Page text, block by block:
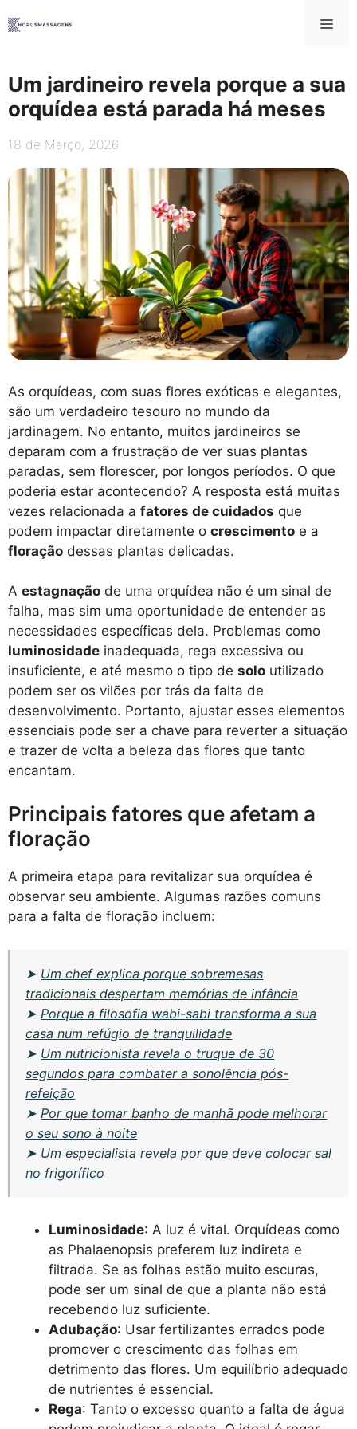
para
Um jardineiro revela porque a sua
orquídea está parada há meses
18 de Março, 2026
As orquídeas, com suas flores exóticas e elegantes,
são um verdadeiro tesouro no mundo da
jardinagem. No entanto, muitos jardineiros se
deparam com a frustração de ver suas plantas
paradas, sem florescer, por longos períodos. O que
poderia estar acontecendo? A resposta está muitas
vezes relacionada a fatores de cuidados que
podem impactar diretamente o crescimento e a
floração dessas plantas delicadas.
A estagnação de uma orquídea não é um sinal de
falha, mas sim uma oportunidade de entender as
necessidades específicas dela. Problemas como
luminosidade inadequada, rega excessiva ou
insuficiente, e até mesmo o tipo de solo utilizado
podem ser os vilões por trás da falta de
desenvolvimento. Portanto, ajustar esses elementos
essenciais pode ser a chave para reverter a situação
e trazer de volta a beleza das flores que tanto
encantam.
Principais fatores que afetam a
floração
A primeira etapa para revitalizar sua orquídea é
observar seu ambiente. Algumas razões comuns
para a falta de floração incluem:
➤ Um chef explica porque sobremesas
tradicionais despertam memórias de infância
➤ Porque a filosofia wabi-sabi transforma a sua
casa num refúgio de tranquilidade
➤ Um nutricionista revela o truque de 30
segundos para combater a sonolência pós-
refeição
➤ Por que tomar banho de manhã pode melhorar
o seu sono à noite
➤ Um especialista revela por que deve colocar sal
no frigorífico
Luminosidade: A luz é vital. Orquídeas como
as Phalaenopsis preferem luz indireta e
filtrada. Se as folhas estão muito escuras,
pode ser um sinal de que a planta não está
recebendo luz suficiente.
Adubação: Usar fertilizantes errados pode
promover o crescimento das folhas em
detrimento das flores. Um equilíbrio adequado
de nutrientes é essencial.
Rega: Tanto o excesso quanto a falta de água